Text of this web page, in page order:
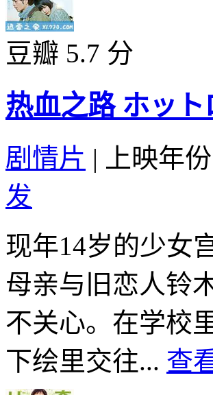
豆瓣 5.7 分
热血之路 ホット
剧情片 | 上映年
发
现年14岁的少女
母亲与旧恋人铃
不关心。在学校
下绘里交往... 查